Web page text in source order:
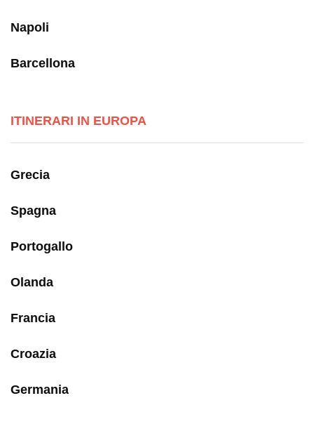
Napoli
Barcellona
ITINERARI IN EUROPA
Grecia
Spagna
Portogallo
Olanda
Francia
Croazia
Germania